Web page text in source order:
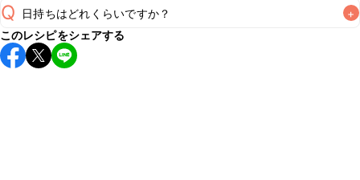
Q 日持ちはどれくらいですか？ +
保存期間は冷蔵で当日中が目安です。なるべくお早めにお召
し上がりください。
このレシピをシェアする